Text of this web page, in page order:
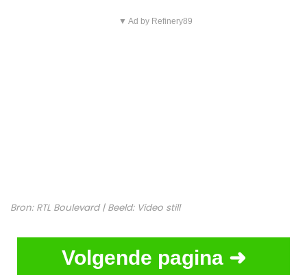
▼ Ad by Refinery89
Bron: RTL Boulevard| Beeld: Video still
Volgende pagina ➜